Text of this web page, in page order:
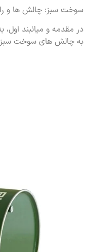
سوخت سبز: چالش ها و
در مقدمه و میانبند
به چالش های سوخت سبز